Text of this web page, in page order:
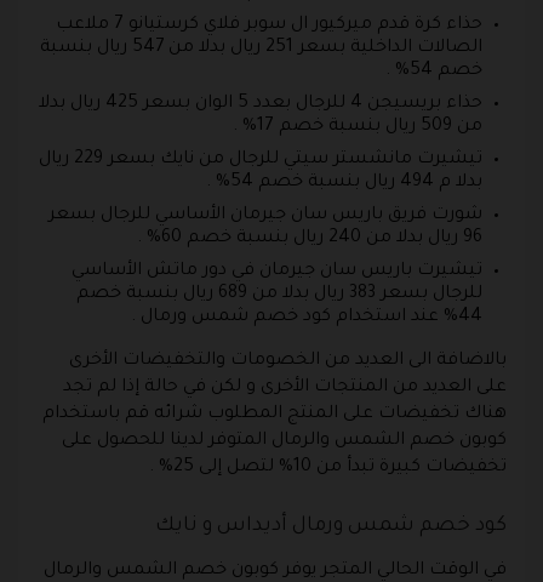
حذاء كرة قدم ميركيور ال سوبر فلاي كرستيانو 7 ملاعب
الصالات الداخلية بسعر 251 ريال بدلا من 547 ريال بنسبة
خصم 54% .
حذاء بريسيجن 4 للرجال بعدد 5 الوان بسعر 425 ريال بدلا
من 509 ريال بنسبة خصم 17% .
تيشيرت مانشستر سيتي للرجال من نايك بسعر 229 ريال
بدلا م 494 ريال بنسبة خصم 54% .
شورت فريق باريس سان جيرمان الأساسي للرجال بسعر
96 ريال بدلا من 240 ريال بنسبة خصم 60% .
تيشيرت باريس سان جيرمان في دور ماتش الأساسي
للرجال بسعر 383 ريال بدلا من 689 ريال بنسبة خصم
44% عند استخدام كود خصم شمس ورمال .
بالاضافة الى العديد من الخصومات والتخفيضات الأخرى
على العديد من المنتجات الأخرى و لكن في حالة إذا لم تجد
هناك تخفيضات على المنتج المطلوب شرائه قم باستخدام
كوبون خصم الشمس والرمال المتوفر لدينا للحصول على
تخفيضات كبيرة تبدأ من 10% لتصل إلى 25% .
كود خصم شمس ورمال أديداس و نايك
في الوقت الحالي المتجر يوفر كوبون خصم الشمس والرمال